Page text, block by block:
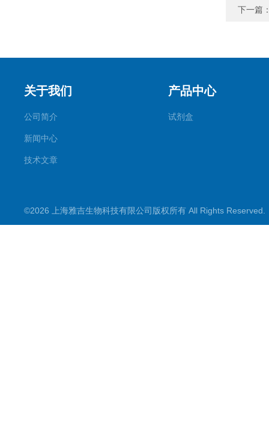
下一篇
关于我们
公司简介
新闻中心
技术文章
产品中心
试剂盒
©2026 上海雅吉生物科技有限公司版权所有 All Rights